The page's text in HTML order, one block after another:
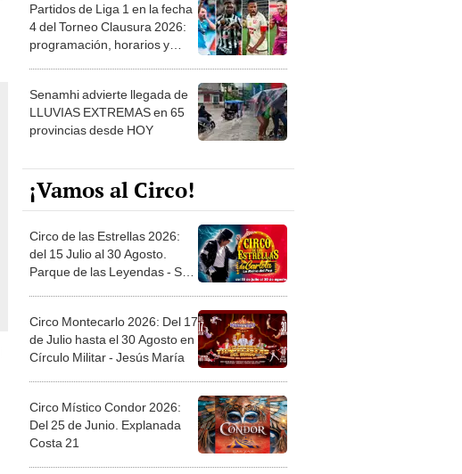
Partidos de Liga 1 en la fecha
4 del Torneo Clausura 2026:
programación, horarios y
Senamhi advierte llegada de
LLUVIAS EXTREMAS en 65
provincias desde HOY
¡Vamos al Circo!
Circo de las Estrellas 2026:
del 15 Julio al 30 Agosto.
Parque de las Leyendas - San
Circo Montecarlo 2026: Del 17
de Julio hasta el 30 Agosto en
Círculo Militar - Jesús María
Circo Místico Condor 2026:
Del 25 de Junio. Explanada
Costa 21